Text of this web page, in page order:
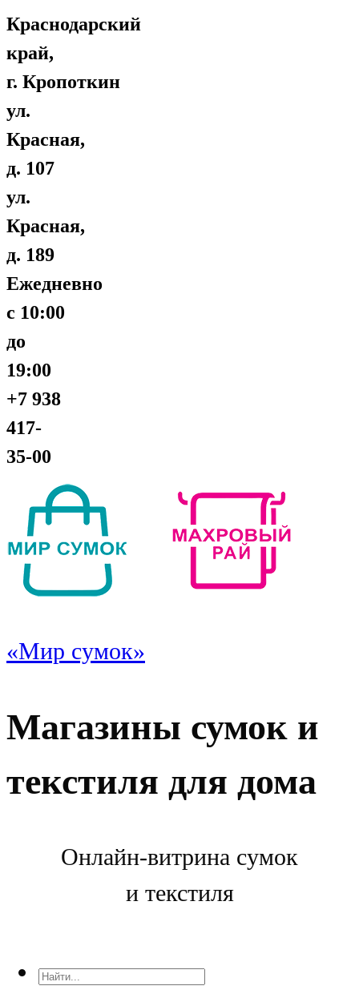
Краснодарский
край,
г. Кропоткин
ул.
Красная,
д. 107
ул.
Красная,
д. 189
Ежедневно
с 10:00
до
19:00
+7 938
417-
35-00
«Мир сумок»
Магазины сумок и
текстиля для дома
Онлайн-витрина сумок
и текстиля